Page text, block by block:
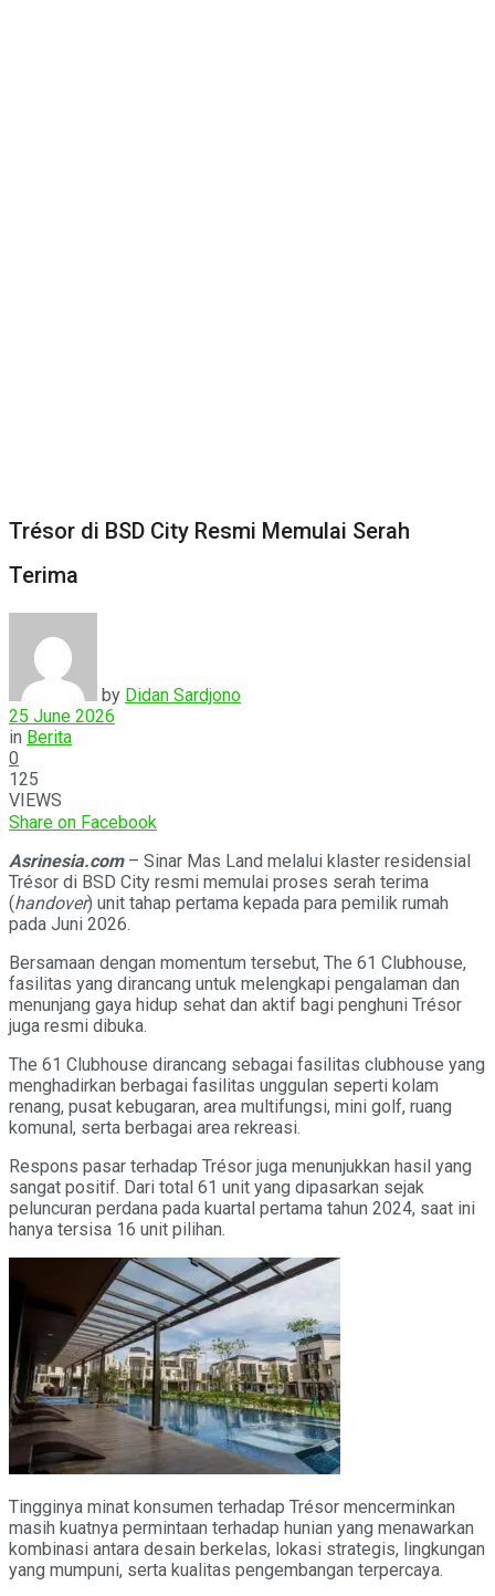
Trésor di BSD City Resmi Memulai Serah
Terima
by Didan Sardjono
25 June 2026
in Berita
0
125
VIEWS
Share on Facebook
Asrinesia.com– Sinar Mas Land melalui klaster residensial
Trésor di BSD City resmi memulai proses serah terima
(handover) unit tahap pertama kepada para pemilik rumah
pada Juni 2026.
Bersamaan dengan momentum tersebut, The 61 Clubhouse,
fasilitas yang dirancang untuk melengkapi pengalaman dan
menunjang gaya hidup sehat dan aktif bagi penghuni Trésor
juga resmi dibuka.
The 61 Clubhouse dirancang sebagai fasilitas clubhouse yang
menghadirkan berbagai fasilitas unggulan seperti kolam
renang, pusat kebugaran, area multifungsi, mini golf, ruang
komunal, serta berbagai area rekreasi.
Respons pasar terhadap Trésor juga menunjukkan hasil yang
sangat positif. Dari total 61 unit yang dipasarkan sejak
peluncuran perdana pada kuartal pertama tahun 2024, saat ini
hanya tersisa 16 unit pilihan.
Tingginya minat konsumen terhadap Trésor mencerminkan
masih kuatnya permintaan terhadap hunian yang menawarkan
kombinasi antara desain berkelas, lokasi strategis, lingkungan
yang mumpuni, serta kualitas pengembangan terpercaya.